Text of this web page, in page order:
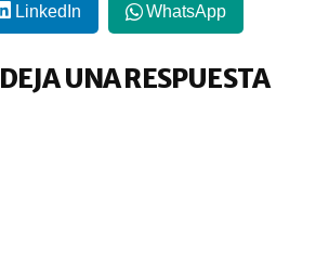
LinkedIn WhatsApp
DEJA UNA RESPUESTA